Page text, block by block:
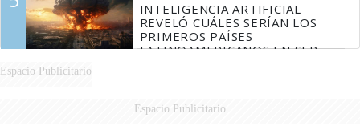
INTELIGENCIA ARTIFICIAL
REVELÓ CUÁLES SERÍAN LOS
PRIMEROS PAÍSES
LATINOAMERICANOS EN SER
Espacio Publicitario
Espacio Publicitario